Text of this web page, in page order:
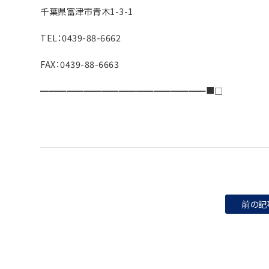
千葉県富津市青木1-3-1
TEL：0439-88-6662
FAX：0439-88-6663
━━━━━━━━━━━━━━━━━━━■□
前の